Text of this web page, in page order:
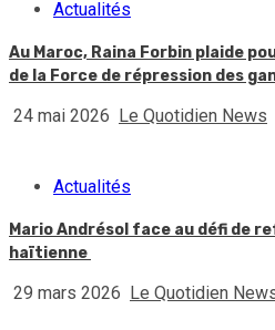
Actualités
Au Maroc, Raina Forbin plaide
de la Force de répression des
24 mai 2026 Le Quotidien News
Actualités
Mario Andrésol face au défi de
haïtienne
29 mars 2026 Le Quotidien